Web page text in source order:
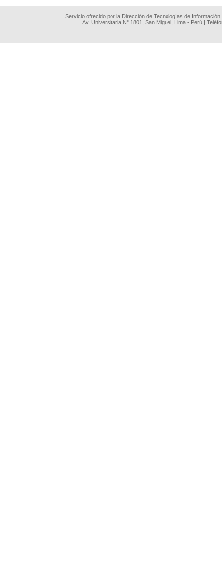
Servicio ofrecido por la Dirección de Tecnologías de
Av. Universitaria N° 1801, San Miguel, Lima - Perú |